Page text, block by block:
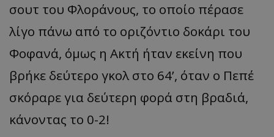
σουτ του Φλοράνους, το οποίο πέρασε
λίγο πάνω από το οριζόντιο δοκάρι του
Φοφανά, όμως η Ακτή ήταν εκείνη που
βρήκε δεύτερο γκολ στο 64’, όταν ο Πεπέ
σκόραρε για δεύτερη φορά στη βραδιά,
κάνοντας το 0-2!